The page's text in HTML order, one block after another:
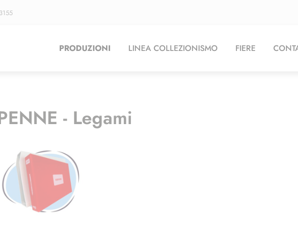
PRODUZIONI LINEA COLLEZIONISMO FIERE
- Legami